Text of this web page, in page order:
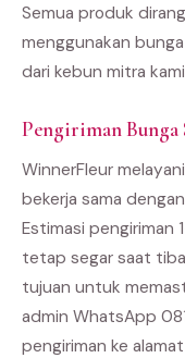
Semua produk
menggunakan
dari kebun mitra
Pengiriman Bunga
WinnerFleur
bekerja sama
Estimasi pengiriman
tetap segar saat
tujuan untuk
admin WhatsApp
pengiriman ke